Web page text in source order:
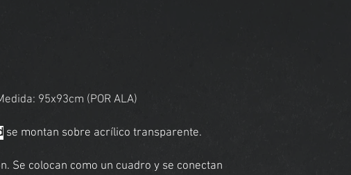
95x93cm (POR ALA)
se montan sobre acrílico transparente.
Se colocan como un cuadro y se conectan